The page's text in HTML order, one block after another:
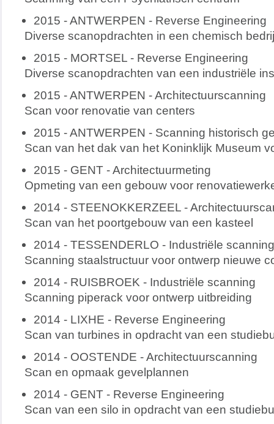
2015 - ANTWERPEN - Reverse Engineering
Diverse scanopdrachten in een chemisch
2015 - MORTSEL - Reverse Engineering
Diverse scanopdrachten van een industriële
2015 - ANTWERPEN - Architectuurscanning
Scan voor renovatie van centers
2015 - ANTWERPEN - Scanning historisch
Scan van het dak van het Koninklijk Museum
2015 - GENT - Architectuurmeting
Opmeting van een gebouw voor
2014 - STEENOKKERZEEL -
Scan van het poortgebouw van een kasteel
2014 - TESSENDERLO - Industriële scanning
Scanning staalstructuur voor ontwerp nieuwe
2014 - RUISBROEK - Industriële scanning
Scanning piperack voor ontwerp uitbreiding
2014 - LIXHE - Reverse Engineering
Scan van turbines in opdracht van een
2014 - OOSTENDE - Architectuurscanning
Scan en opmaak gevelplannen
2014 - GENT - Reverse Engineering
Scan van een silo in opdracht van een